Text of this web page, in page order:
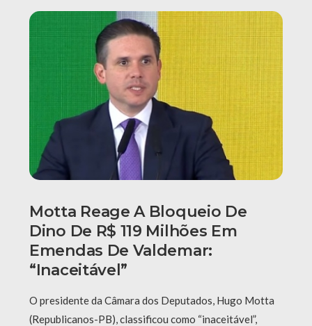
Motta Reage A Bloqueio De
Dino De R$ 119 Milhões Em
Emendas De Valdemar:
“Inaceitável”
O presidente da Câmara dos Deputados, Hugo Motta
(Republicanos-PB), classificou como “inaceitável”,